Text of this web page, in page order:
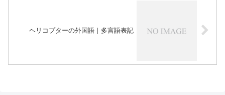
ヘリコプターの外国語｜多言語表記